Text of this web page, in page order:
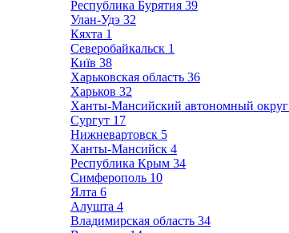
Республика Бурятия 39
Улан-Удэ 32
Кяхта 1
Северобайкальск 1
Київ 38
Харьковская область 36
Харьков 32
Ханты-Мансийский автономный округ
Сургут 17
Нижневартовск 5
Ханты-Мансийск 4
Республика Крым 34
Симферополь 10
Ялта 6
Алушта 4
Владимирская область 34